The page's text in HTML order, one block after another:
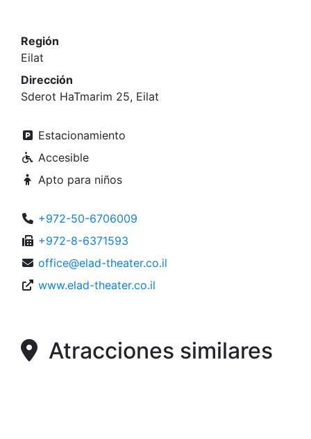
Región
Eilat
Dirección
Sderot HaTmarim 25, Eilat
Estacionamiento
Accesible
Apto para niños
+972-50-6706009
+972-8-6371593
office@elad-theater.co.il
www.elad-theater.co.il
Atracciones similares